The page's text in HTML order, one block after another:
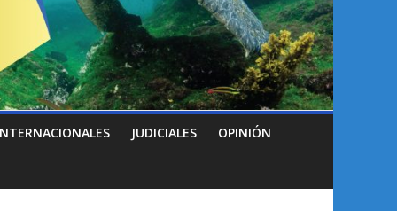
JUDICIALES OPINIÓN